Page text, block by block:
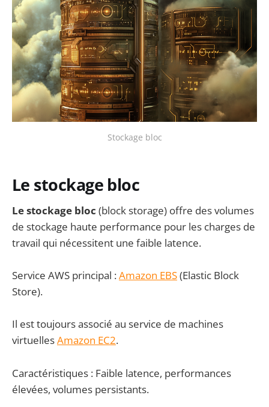
Stockage bloc
Le stockage bloc
Le stockage bloc (block storage) offre des volumes
de stockage haute performance pour les charges de
travail qui nécessitent une faible latence.
Service AWS principal :Amazon EBS(Elastic Block
Store).
Il est toujours associé au service de machines
virtuellesAmazon EC2.
Caractéristiques : Faible latence, performances
élevées, volumes persistants.